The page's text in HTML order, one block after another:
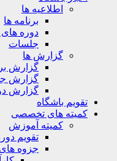
اطلاعیه ها
برنامه ها
دوره های آموزشی
جلسات
گزارش ها
گزارش برنامه ها
گزارش جلسات
گزارش دوره های
باشگاه
های تخصصی
کمیته آموزش
تقویم دوره های
جزوه های دوره